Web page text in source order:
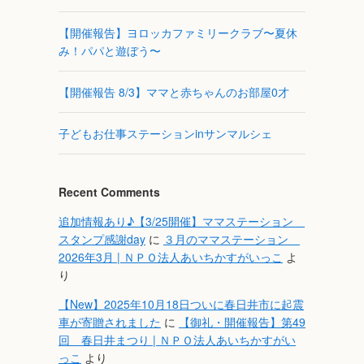
【開催報告】ヨロッカファミリークラブ〜夏休
み！パパと遊ぼう〜
【開催報告 8/3】ママと赤ちゃんのお部屋0才
子どもお仕事ステーションinサンマルシェ
Recent Comments
追加情報あり♪【3/25開催】ママステーション
スタンプ感謝day に ３月のママステーション
2026年3月 | ＮＰＯ法人あいちかすがいっこ よ
り
【New】2025年10月18日ついに春日井市に起震
車が寄贈されました に
【御礼・開催報告】第49
回 春日井まつり | ＮＰＯ法人あいちかすがい
っこ より